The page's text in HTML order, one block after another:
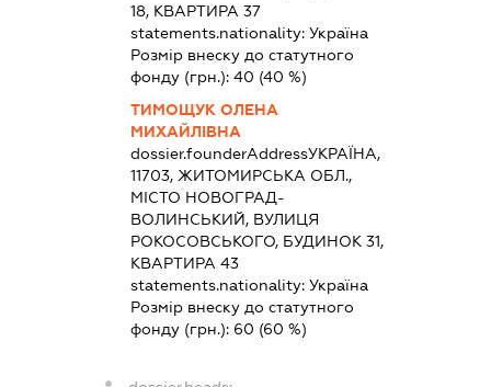
18, КВАРТИРА 37
statements.nationality:Україна
Розмір внеску до статутного
фонду (грн.):40 (40 %)
ТИМОЩУК ОЛЕНА
МИХАЙЛІВНА
dossier.founderAddressУКРАЇНА,
11703, ЖИТОМИРСЬКА ОБЛ.,
МІСТО НОВОГРАД-
ВОЛИНСЬКИЙ, ВУЛИЦЯ
РОКОСОВСЬКОГО, БУДИНОК 31,
КВАРТИРА 43
statements.nationality:Україна
Розмір внеску до статутного
фонду (грн.): 60 (60 %)